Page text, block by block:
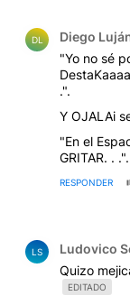
DL Diego
"Yo no sé
.".
Y OJALAi
"En el
GRITAR. . .".
RESPONDER
LS Ludovico
Quizo
EDITADO